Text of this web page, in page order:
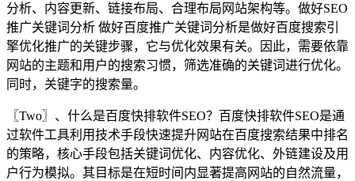
分析、内容更新、链接布局、合理布局网站架构等。做好SEO
推广关键词分析 做好百度推广关键词分析是做好百度搜索引
擎优化推广的关键步骤，它与优化效果有关。因此，需要依靠
网站的主题和用户的搜索习惯，筛选准确的关键词进行优化。
同时，关键字的搜索量。
〖Two〗、什么是百度快排软件SEO？百度快排软件SEO是通
过软件工具利用技术手段快速提升网站在百度搜索结果中排名
的策略，核心手段包括关键词优化、内容优化、外链建设及用
户行为模拟。其目标是在短时间内显著提高网站的自然流量，